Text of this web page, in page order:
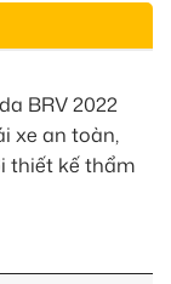
BRV 2022
xe an toàn,
thiết kế thẩm